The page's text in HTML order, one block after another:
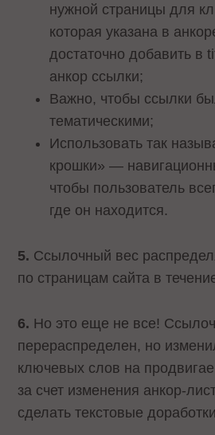
нужной страницы для
которая указана в
достаточно добавить в
анкор ссылки;
Важно, чтобы ссылки
тематическими;
Использовать так
крошки» —
чтобы пользователь
где он находится.
5. Ссылочный вес
по страницам сайта в
6. Но это еще не все!
перераспределен, но
ключевых слов на
за счет изменения анкор-
сделать текстовые